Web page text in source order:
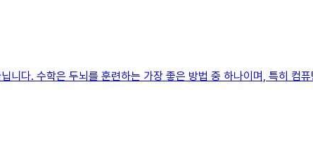
다. 수학은 두뇌를 훈련하는 가장 좋은 방법 중 하나이며, 특히 컴